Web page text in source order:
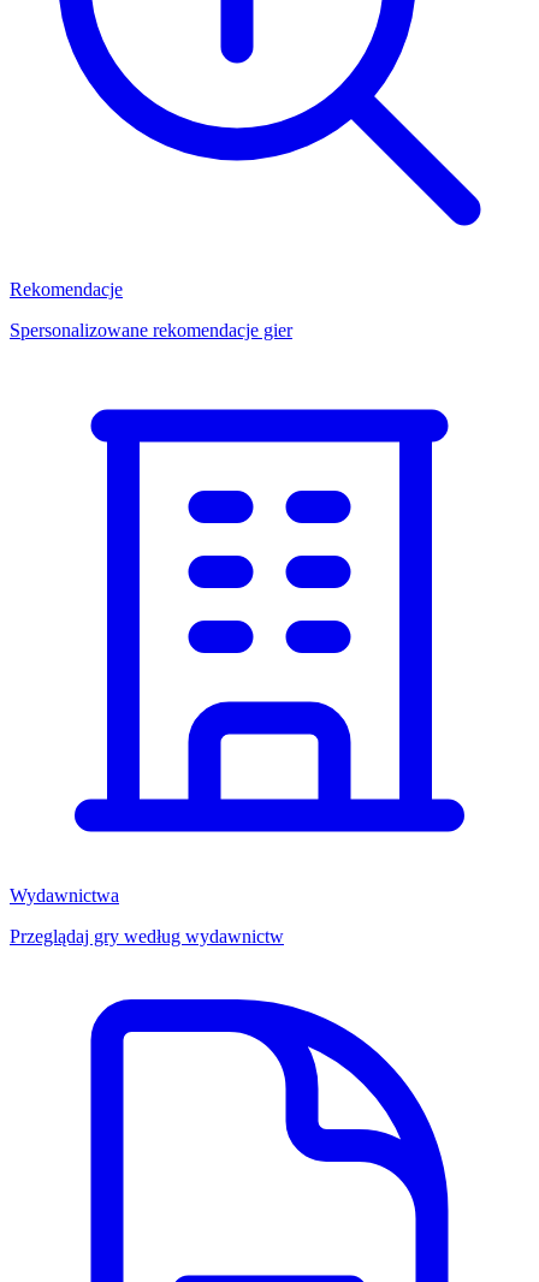
Rekomendacje
Spersonalizowane rekomendacje gier
Wydawnictwa
Przeglądaj gry według wydawnictw